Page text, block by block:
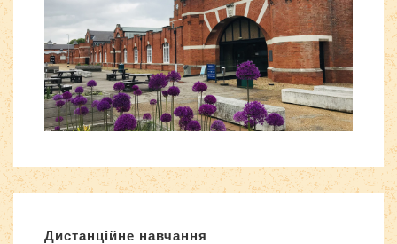
Дистанційне навчання